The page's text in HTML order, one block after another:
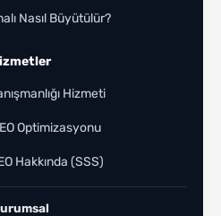
Nasıl Büyütülür?
Hizmeti
Optimizasyonu
Hakkında (SSS)